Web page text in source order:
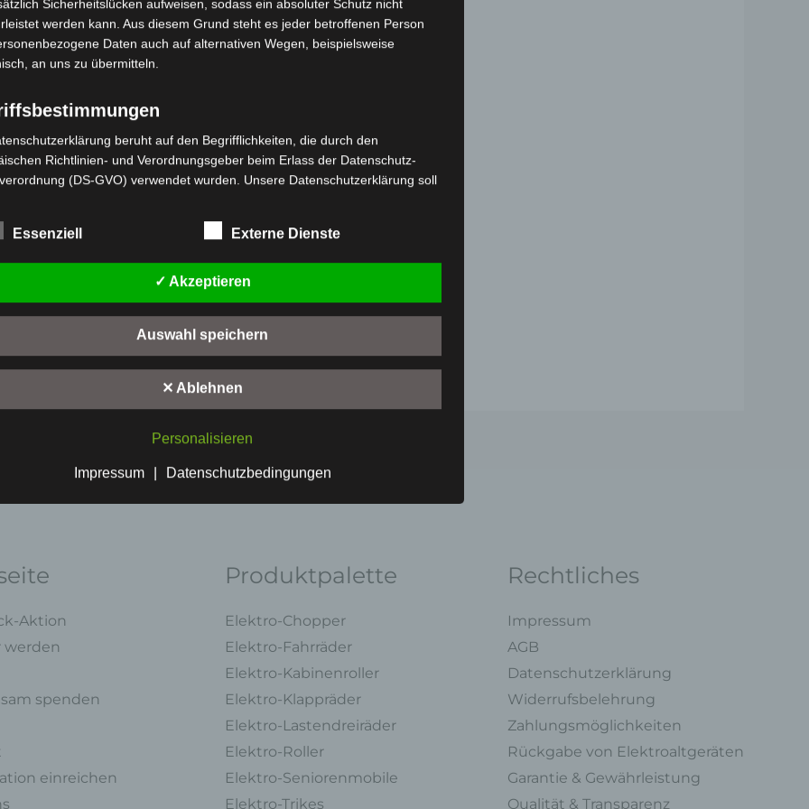
Versand
SEITENSTÄNDERFEDER
Kostenloser Versand
VSX LENKERSTANGE
mit
von
VSX
Aktion
werden
spenden
einreichen
Produktpalette
Elektro-Chopper
Elektro-Fahrräder
Elektro-Kabinenroller
Elektro-Klappräder
Elektro-Lastendreiräder
Elektro-Roller
Elektro-Seniorenmobile
Elektro-Trikes
Rechtliches
Impressum
AGB
Datenschutzerklärung
Widerrufsbelehrung
Zahlungsmöglichkeiten
Rückgabe von Elektroaltgeräten
Garantie & Gewährleistung
Qualität & Transparenz
Sicherheitslücken aufweisen, sodass ein absoluter Schutz nicht
werden kann. Aus diesem Grund steht es jeder betroffenen Person
Daten auch auf alternativen Wegen, beispielsweise
an uns zu übermitteln.
beruht auf den Begrifflichkeiten, die durch den
Richtlinien- und Verordnungsgeber beim Erlass der Datenschutz-
(DS-GVO) verwendet wurden. Unsere Datenschutzerklärung soll
lesbar und verständlich sein. Um dies zu gewährleisten, möchten wir vorab
Begrifflichkeiten erläutern.
in dieser Datenschutzerklärung unter anderem die folgenden
a) personenbezogene Daten
Personenbezogene Daten sind alle Informationen, die sich auf eine
identifizierte oder identifizierbare natürliche Person (im Folgenden
"betroffene Person") beziehen. Als identifizierbar wird eine natürliche Person
angesehen, die direkt oder indirekt, insbesondere mittels Zuordnung zu einer
einer Online-Kennung oder zu einem oder mehreren besonderen
Merkmalen, die Ausdruck der physischen, physiologischen, genetischen,
psychischen, wirtschaftlichen, kulturellen oder sozialen Identität dieser
natürlichen Person sind, identifiziert werden kann.
Betroffene Person ist jede identifizierte oder identifizierbare natürliche
Person, deren personenbezogene Daten von dem für die Verarbeitung
c) Verarbeitung
ausgeführte Vorgang oder jede solche Vorgangsreihe im Zusammenhang mit
personenbezogenen Daten wie das Erheben, das Erfassen, die
Organisation, das Ordnen, die Speicherung, die Anpassung oder
den Abgleich oder die Verknüpfung, die Einschränkung, das Löschen oder
die Vernichtung.
Essenziell Externe Dienste
✓ Akzeptieren
Auswahl speichern
✕ Ablehnen
Personalisieren
Impressum | Datenschutzbedingungen